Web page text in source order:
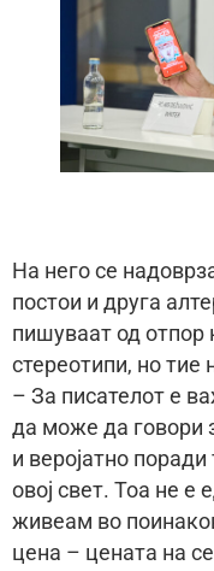
На него се
постои и друга
пишуваат од отпор
стереотипи, но тие
– За писателот е
да може да говори
и веројатно
овој свет. Тоа не е
живеам во
цена – цената на